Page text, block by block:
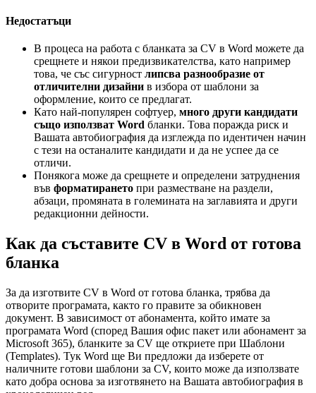
Недостатъци
В процеса на работа с бланката за CV в Word можете да
срещнете и някои предизвикателства, като например
това, че със сигурност липсва разнообразие от
отличителни дизайни в избора от шаблони за
оформление, които се предлагат.
Като най-популярен софтуер, много други кандидати
също използват Word бланки. Това поражда риск и
Вашата автобиография да изглежда по идентичен начин
с тези на останалите кандидати и да не успее да се
отличи.
Понякога може да срещнете и определени затруднения
във форматирането при разместване на раздели,
абзаци, промяната в големината на заглавията и други
редакционни дейности.
Как да съставите CV в Word от готова
бланка
За да изготвите CV в Word от готова бланка, трябва да
отворите програмата, както го правите за обикновен
документ. В зависимост от абонамента, който имате за
програмата Word (според Вашия офис пакет или абонамент за
Microsoft 365), бланките за CV ще откриете при Шаблони
(Templates). Тук Word ще Ви предложи да изберете от
наличните готови шаблони за CV, които може да използвате
като добра основа за изготвянето на Вашата автобиография в